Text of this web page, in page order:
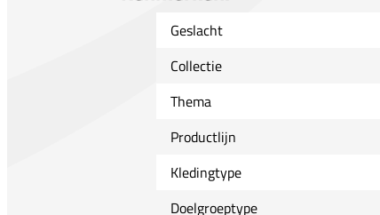
Geslacht
Collectie
Thema
Productlijn
Kledingtype
Doelgroeptype